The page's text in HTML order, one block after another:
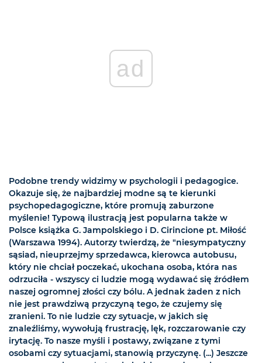
ad
Podobne trendy widzimy w psychologii i pedagogice.
Okazuje się, że najbardziej modne są te kierunki
psychopedagogiczne, które promują zaburzone
myślenie! Typową ilustracją jest popularna także w
Polsce książka G. Jampolskiego i D. Cirincione pt. Miłość
(Warszawa 1994). Autorzy twierdzą, że "niesympatyczny
sąsiad, nieuprzejmy sprzedawca, kierowca autobusu,
który nie chciał poczekać, ukochana osoba, która nas
odrzuciła - wszyscy ci ludzie mogą wydawać się źródłem
naszej ogromnej złości czy bólu. A jednak żaden z nich
nie jest prawdziwą przyczyną tego, że czujemy się
zranieni. To nie ludzie czy sytuacje, w jakich się
znaleźliśmy, wywołują frustrację, lęk, rozczarowanie czy
irytację. To nasze myśli i postawy, związane z tymi
osobami czy sytuacjami, stanowią przyczynę. (...) Jeszcze